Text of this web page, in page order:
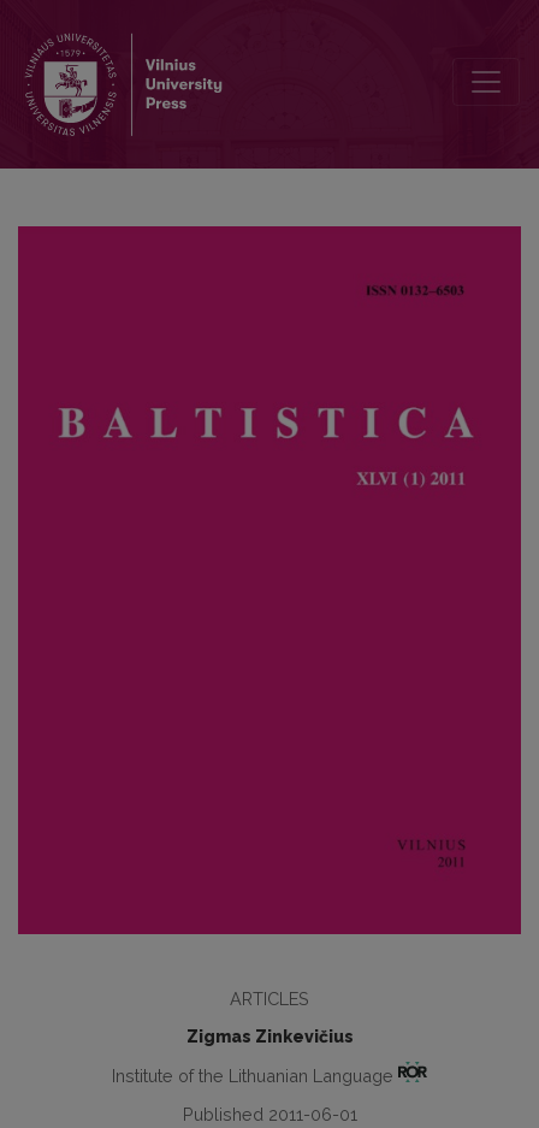
ARTICLES
Zigmas Zinkevičius
Institute of the Lithuanian Language
Published 2011-06-01